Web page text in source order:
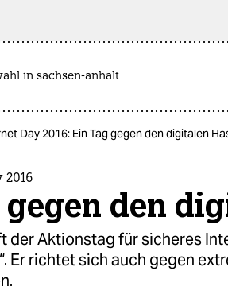
in sachsen-anhalt
Day 2016: Ein Tag gegen den digitalen
gegen den
der Aktionstag für sicheres
Er richtet sich auch gegen